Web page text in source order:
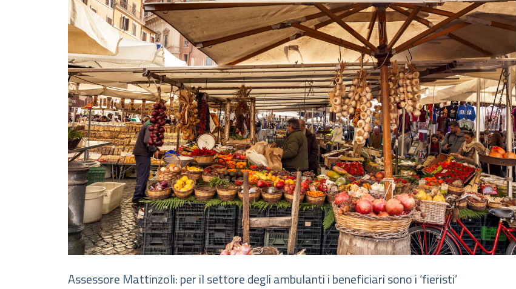
Assessore Mattinzoli: per il settore degli ambulanti i beneficiari sono i ‘fieristi’